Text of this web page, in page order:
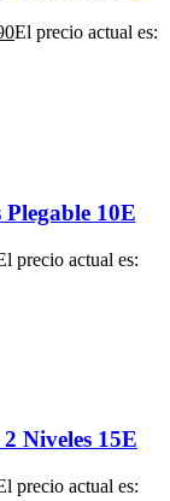
El precio actual es:
10E
precio actual es:
Niveles 15E
precio actual es: